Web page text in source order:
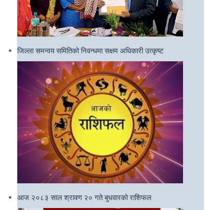
जिल्ला समन्वय समितिको निवन्धमा सक्षम अधिकारी उत्कृष्ट
आज २०८३ साल श्रावण २० गते बुधवारको राशिफल